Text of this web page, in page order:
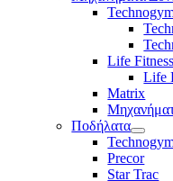
Life
Life
Matrix
Ποδήλατα
Precor
Star Trac